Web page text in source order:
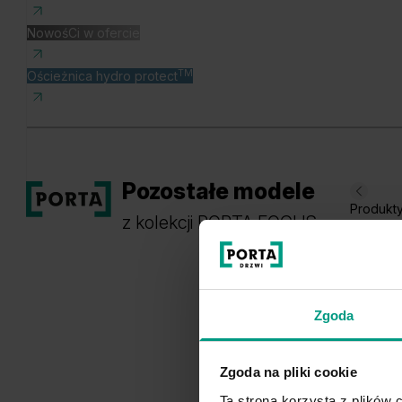
Zgoda
Zgoda na pliki cookie
NowośCi w ofercie
Ościeżnica hydro protectTM
Produkty
Pozostałe modele
z kolekcji PORTA FOCUS